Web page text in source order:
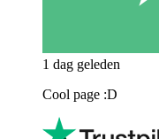
1 dag geleden
Cool page :D